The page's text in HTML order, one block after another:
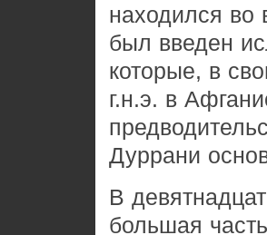
находился во
был введен
которые, в
г.н.э. в
Дуррани
В
большая